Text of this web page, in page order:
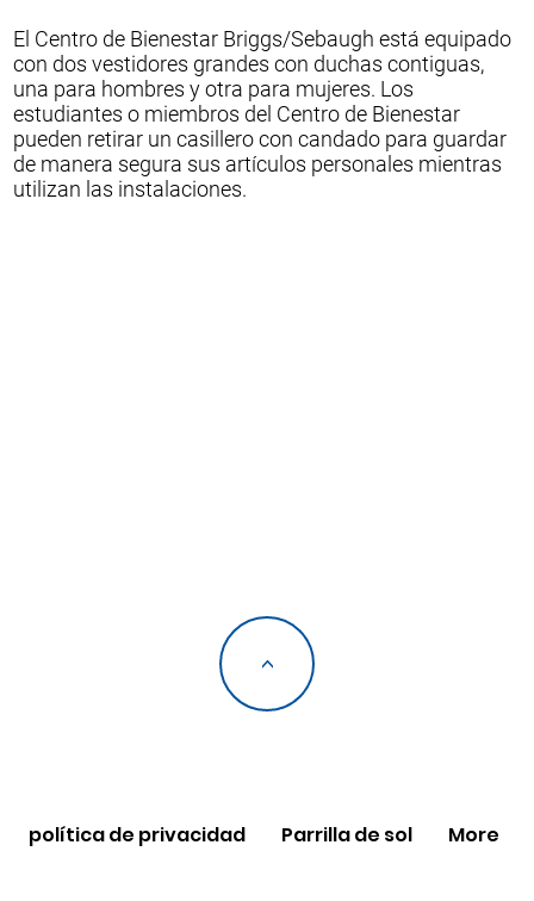
El Centro de Bienestar Briggs/Sebaugh está equipado
con dos vestidores grandes con duchas contiguas,
una para hombres y otra para mujeres. Los
estudiantes o miembros del Centro de Bienestar
pueden retirar un casillero con candado para guardar
de manera segura sus artículos personales mientras
utilizan las instalaciones.
<
política de privacidad Parrilla de sol More